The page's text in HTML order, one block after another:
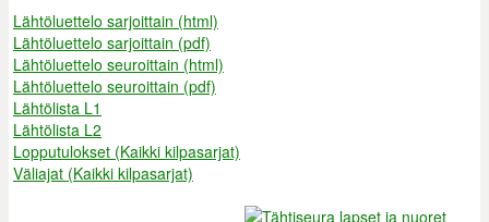
Lähtöluettelo sarjoittain (html)
Lähtöluettelo sarjoittain (pdf)
Lähtöluettelo seuroittain (html)
Lähtöluettelo seuroittain (pdf)
Lähtölista L1
Lähtölista L2
Lopputulokset (Kaikki kilpasarjat)
Väliajat (Kaikki kilpasarjat)